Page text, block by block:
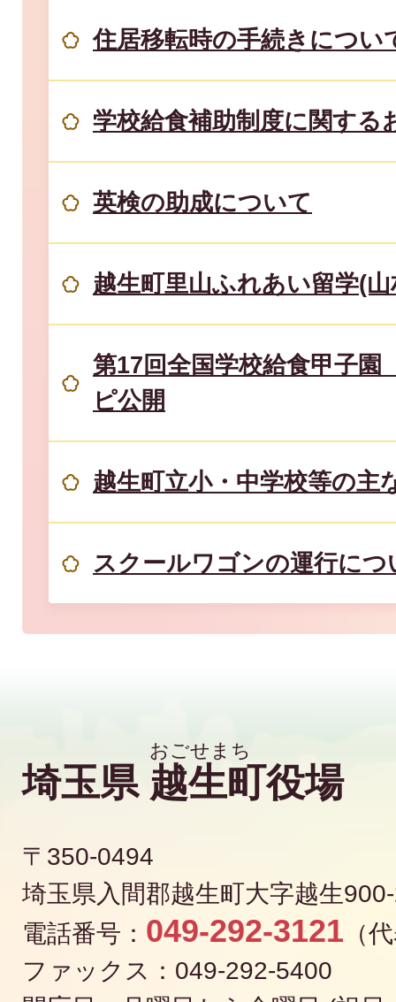
住居移転時の手続きについ
学校給食補助制度に関する
英検の助成について
越生町里山ふれあい留学(
第17回全国学校給食甲子
ピ公開
越生町立小・中学校等の主
スクールワゴンの運行につ
埼玉県 越生町役場
〒350-0494
埼玉県入間郡越生町大字越生
電話番号： 049-292-3121 （
ファックス：049-292-5400